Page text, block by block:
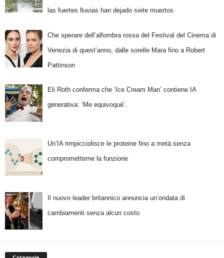
las fuertes lluvias han dejado siete muertos
Che sperare dell’alfombra rossa del Festival del Cinema di
Venezia di quest’anno, dalle sorelle Mara fino a Robert
Pattinson
Eli Roth conferma che ‘Ice Cream Man’ contiene IA
generativa: ‘Me equivoqué’.
Un’IA rimpicciolisce le proteine fino a metà senza
comprometterne la funzione
Il nuovo leader britannico annuncia un’ondata di
cambiamenti senza alcun costo